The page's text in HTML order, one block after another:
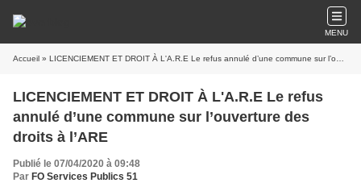
MENU
Accueil » LICENCIEMENT ET DROIT À L'A.R.E Le refus annulé d’une commune sur l’ouverture des droits à l’ARE
LICENCIEMENT ET DROIT À L'A.R.E Le refus
annulé d’une commune sur l’ouverture des
droits à l’ARE
Publié le 07/04/2020 à 09:48
Par FO Services Publics 51